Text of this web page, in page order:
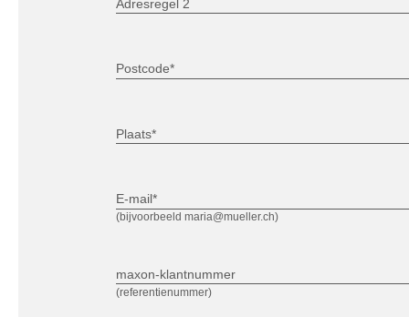
Adresregel 2
Postcode*
Plaats*
(bijvoorbeeld maria@mueller.ch)
E-mail*
(referentienummer)
maxon-klantnummer